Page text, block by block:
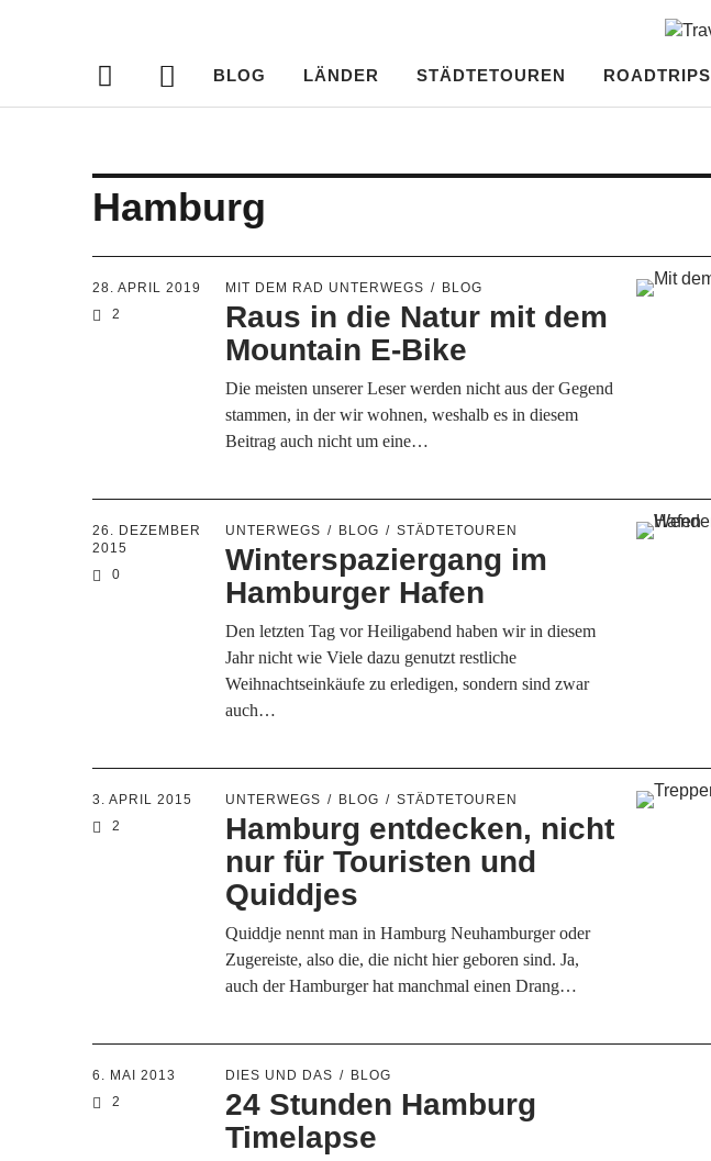
Travellersdelight
BLOG LÄNDER STÄDTETOUREN ROADTRIPS
Hamburg
28. APRIL 2019
2
MIT DEM RAD UNTERWEGS BLOG
Raus in die Natur mit dem
Mountain E-Bike
Die meisten unserer Leser werden nicht aus der Gegend
stammen, in der wir wohnen, weshalb es in diesem
Beitrag auch nicht um eine…
26. DEZEMBER
2015
0
UNTERWEGS BLOG STÄDTETOUREN
Winterspaziergang im
Hamburger Hafen
Den letzten Tag vor Heiligabend haben wir in diesem
Jahr nicht wie Viele dazu genutzt restliche
Weihnachtseinkäufe zu erledigen, sondern sind zwar
auch…
3. APRIL 2015
2
UNTERWEGS BLOG STÄDTETOUREN
Hamburg entdecken, nicht
nur für Touristen und
Quiddjes
Quiddje nennt man in Hamburg Neuhamburger oder
Zugereiste, also die, die nicht hier geboren sind. Ja,
auch der Hamburger hat manchmal einen Drang…
6. MAI 2013
2
DIES UND DAS BLOG
24 Stunden Hamburg
Timelapse